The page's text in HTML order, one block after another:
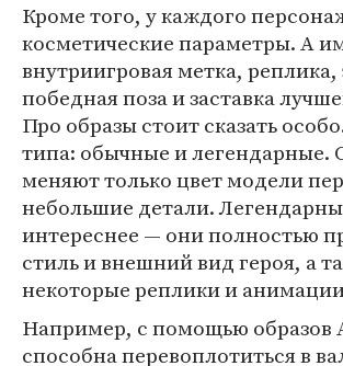
Кроме того, у каждого
косметические параметры. А
внутриигровая метка,
победная поза и заставка
Про образы стоит сказать
типа: обычные и легендарные.
меняют только цвет модели
небольшие детали.
интереснее — они полностью
стиль и внешний вид героя, а
некоторые реплики и
Например, с помощью образов
способна перевоплотиться в